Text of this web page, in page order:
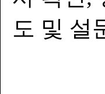
도 및 설